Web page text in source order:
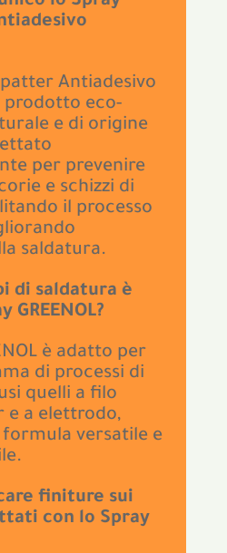
Antiadesivo
prodotto eco-
e di origine
per prevenire
e schizzi di
il processo
saldatura.
di saldatura è
GREENOL?
è adatto per
di processi di
quelli a filo
e a elettrodo,
formula versatile e
finiture sui
con lo Spray